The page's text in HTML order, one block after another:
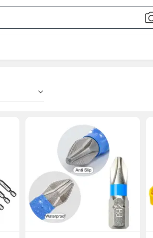
Bar